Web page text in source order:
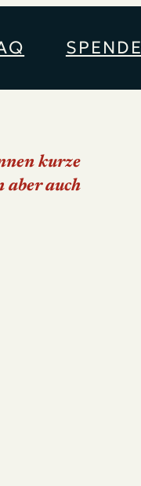
kurze
aber auch